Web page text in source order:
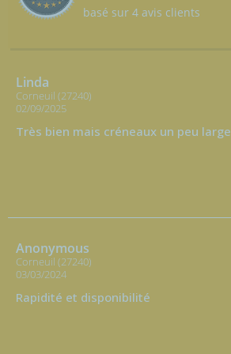
basé sur 4 avis clients
Linda
Corneuil (27240)
02/09/2025
Très bien mais créneaux un peu large
Anonymous
Corneuil (27240)
03/03/2024
Rapidité et disponibilité